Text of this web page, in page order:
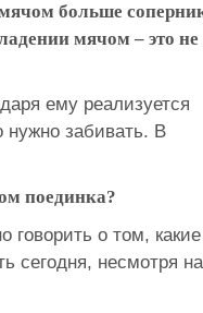
больше
мячом – это не
ему реализуется
нужно забивать. В
поединка?
говорить о том, какие
сегодня, несмотря на